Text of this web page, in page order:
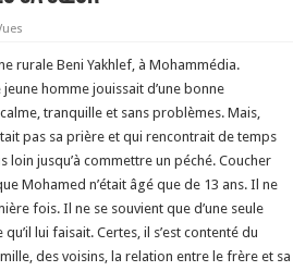
rurale Beni Yakhlef, à Mohammédia.
homme jouissait d’une bonne
tranquille et sans problèmes. Mais,
pas sa prière et qui rencontrait de temps
jusqu’à commettre un péché. Coucher
Mohamed n’était âgé que de 13 ans. Il ne
fois. Il ne se souvient que d’une seule
lui faisait. Certes, il s’est contenté du
des voisins, la relation entre le frère et sa